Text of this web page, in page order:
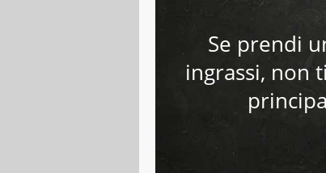
Se prendi
ingrassi, non